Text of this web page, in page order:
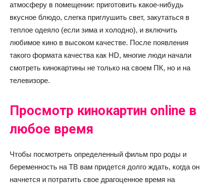
атмосферу в помещении: приготовить какое-нибудь
вкусное блюдо, слегка приглушить свет, закутаться в
теплое одеяло (если зима и холодно), и включить
любимое кино в высоком качестве. После появления
такого формата качества как HD, многие люди начали
смотреть кинокартины не только на своем ПК, но и на
телевизоре.
Просмотр кинокартин online в
любое время
Чтобы посмотреть определенный фильм про роды и
беременность на ТВ вам придется долго ждать, когда он
начнется и потратить свое драгоценное время на